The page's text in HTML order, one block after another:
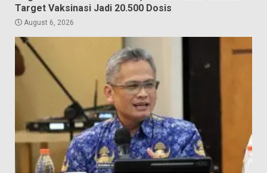
Target Vaksinasi Jadi 20.500 Dosis
August 6, 2026